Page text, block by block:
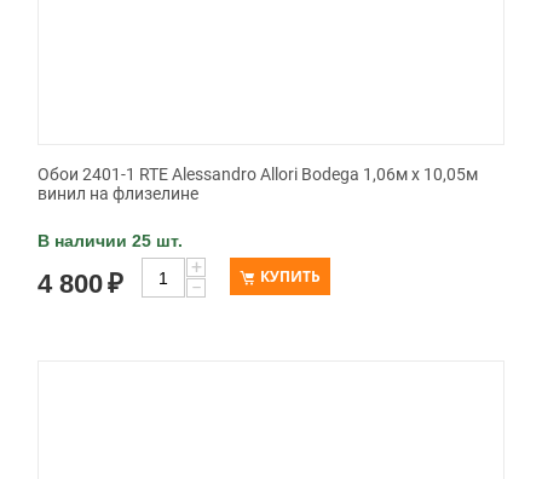
Обои 2401-1 RTE Alessandro Allori Bodega 1,06м х 10,05м
винил на флизелине
В наличии 25 шт.
4 800₽
+
−
КУПИТЬ